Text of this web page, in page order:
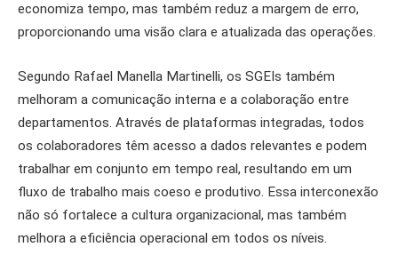
economiza tempo, mas também reduz a margem de erro,
proporcionando uma visão clara e atualizada das operações.
Segundo Rafael Manella Martinelli, os SGEIs também
melhoram a comunicação interna e a colaboração entre
departamentos. Através de plataformas integradas, todos
os colaboradores têm acesso a dados relevantes e podem
trabalhar em conjunto em tempo real, resultando em um
fluxo de trabalho mais coeso e produtivo. Essa interconexão
não só fortalece a cultura organizacional, mas também
melhora a eficiência operacional em todos os níveis.